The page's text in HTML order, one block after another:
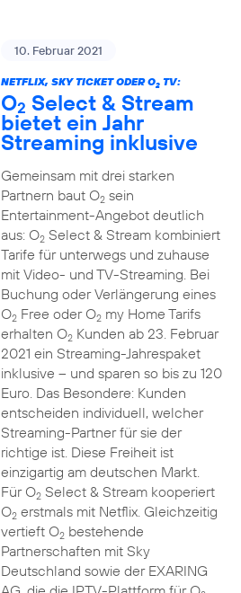
10. Februar 2021
NETFLIX, SKY TICKET ODER O2TV:
O2 Select & Stream
bietet ein Jahr
Streaming inklusive
Gemeinsam mit drei starken
Partnern baut O2sein
Entertainment-Angebot deutlich
aus: O2Select & Stream kombiniert
Tarife für unterwegs und zuhause
mit Video- und TV-Streaming. Bei
Buchung oder Verlängerung eines
O2Free oder O2my Home Tarifs
erhalten O2Kunden ab 23. Februar
2021 ein Streaming-Jahrespaket
inklusive – und sparen so bis zu 120
Euro. Das Besondere: Kunden
entscheiden individuell, welcher
Streaming-Partner für sie der
richtige ist. Diese Freiheit ist
einzigartig am deutschen Markt.
Für O2Select & Stream kooperiert
O2erstmals mit Netflix. Gleichzeitig
vertieft O2bestehende
Partnerschaften mit Sky
Deutschland sowie der EXARING